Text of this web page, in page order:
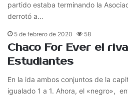
partido estaba terminando la
derrotó a…
5 de febrero de 2020 58
Chaco For Ever el
Estudiantes
En la ida ambos conjuntos de la
igualado 1 a 1. Ahora, el «negro»,